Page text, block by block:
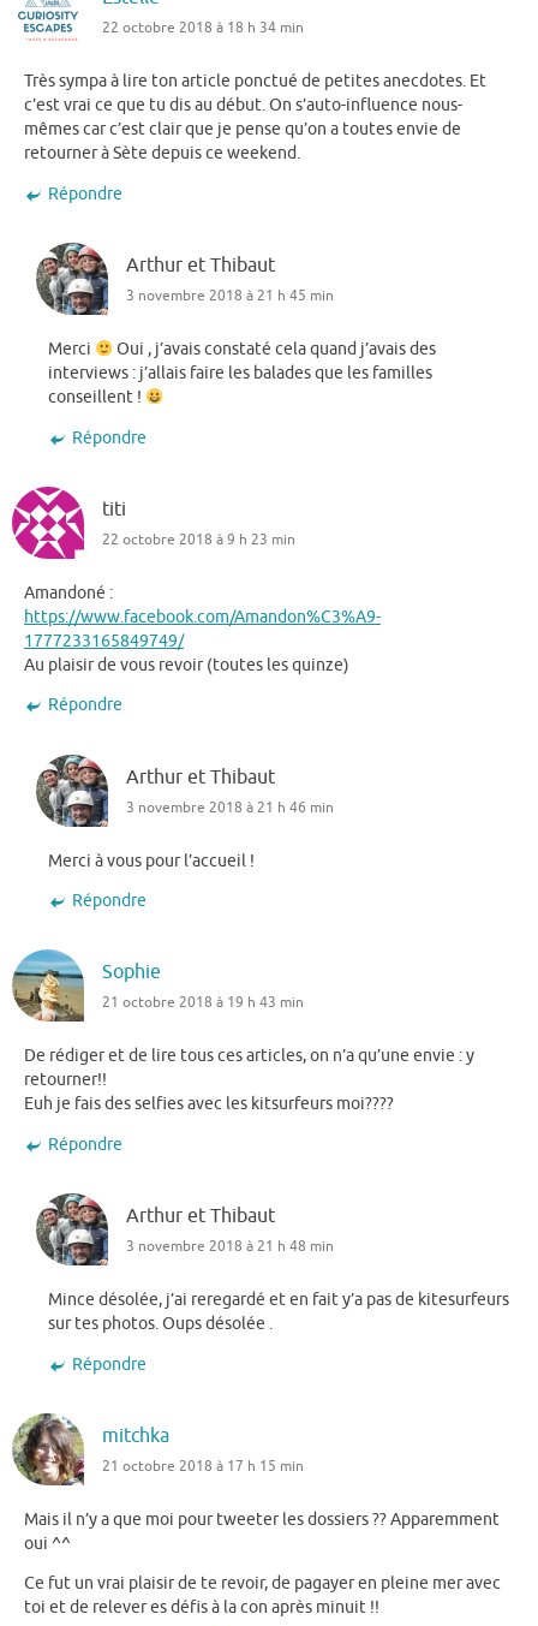
22 octobre 2018 à 18 h 34 min
Très sympa à lire ton article ponctué de petites anecdotes. Et
c’est vrai ce que tu dis au début. On s’auto-influence nous-
mêmes car c’est clair que je pense qu’on a toutes envie de
retourner à Sète depuis ce weekend.
Répondre
Arthur et Thibaut
3 novembre 2018 à 21 h 45 min
Merci
Oui , j’avais constaté cela quand j’avais des
interviews : j’allais faire les balades que les familles
conseillent !
Répondre
titi
22 octobre 2018 à 9 h 23 min
Amandoné :
https://www.facebook.com/Amandon%C3%A9-
1777233165849749/
Au plaisir de vous revoir (toutes les quinze)
Répondre
Arthur et Thibaut
3 novembre 2018 à 21 h 46 min
Merci à vous pour l’accueil !
Répondre
Sophie
21 octobre 2018 à 19 h 43 min
De rédiger et de lire tous ces articles, on n’a qu’une envie : y
retourner!!
Euh je fais des selfies avec les kitsurfeurs moi????
Répondre
Arthur et Thibaut
3 novembre 2018 à 21 h 48 min
Mince désolée, j’ai reregardé et en fait y’a pas de kitesurfeurs
sur tes photos. Oups désolée .
Répondre
mitchka
21 octobre 2018 à 17 h 15 min
Mais il n’y a que moi pour tweeter les dossiers ?? Apparemment
oui ^^
Ce fut un vrai plaisir de te revoir, de pagayer en pleine mer avec
toi et de relever es défis à la con après minuit !!